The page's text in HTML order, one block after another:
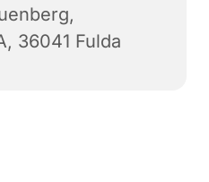
36041 Fulda